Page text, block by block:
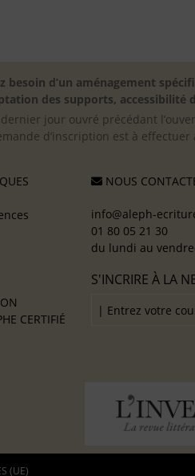
besoin d’un aménagement
des supports, accessibilité
jour ouvré précédant
d’inscription est à
CERTIFIÉ
NOUS
info@aleph-
01 80 05 21 30
du lundi au
S'INCRIRE À LA
(UE)